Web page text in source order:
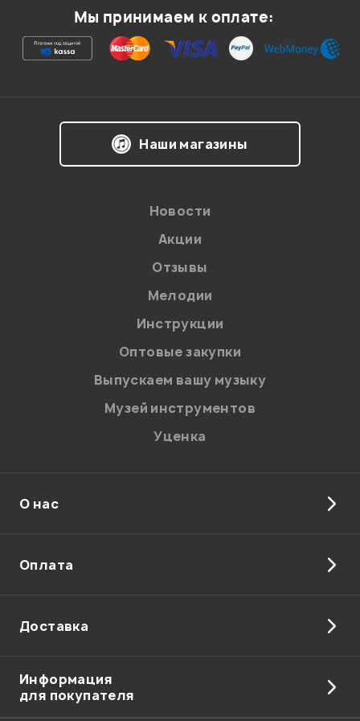
Ваша оценка:
на обработку персональных данных в
Политикой в отношении обработки
персональных данных.
Введите проверочное число:
Отправить
Мы принимаем к оплате:
Наши магазины
Новости
Акции
Отзывы
Мелодии
Инструкции
Оптовые закупки
Выпускаем вашу музыку
Музей инструментов
Уценка
О нас
Оплата
Доставка
Информация
для покупателя